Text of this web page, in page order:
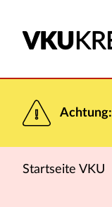
Achtung:
Startseite VKU